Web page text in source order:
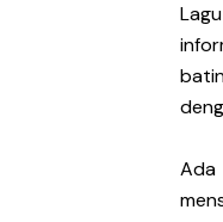
Ada